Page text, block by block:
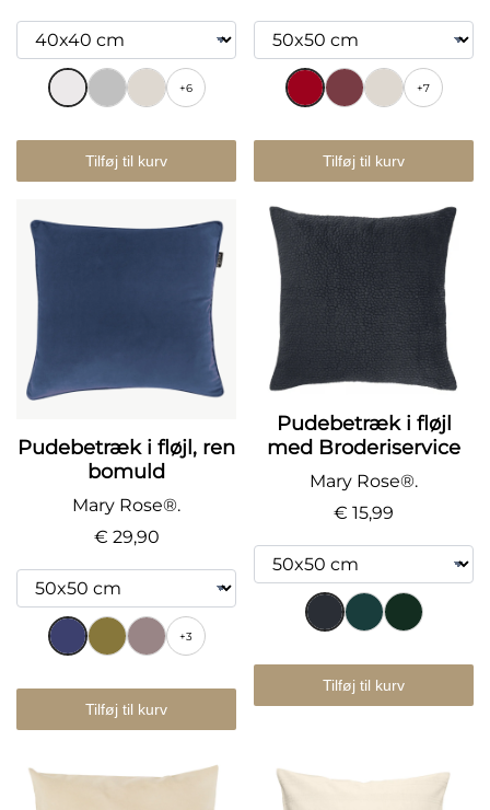
+6
Tilføj til kurv
+7
Tilføj til kurv
Pudebetræk i fløjl, ren
bomuld
Mary Rose®.
€ 29,90
+3
Tilføj til kurv
Pudebetræk i fløjl
med Broderiservice
Mary Rose®.
€ 15,99
Tilføj til kurv